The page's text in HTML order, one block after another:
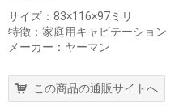
サイズ：83×116×97ミリ
特徴：家庭用キャビテーション
メーカー：ヤーマン
この商品の通販サイトへ